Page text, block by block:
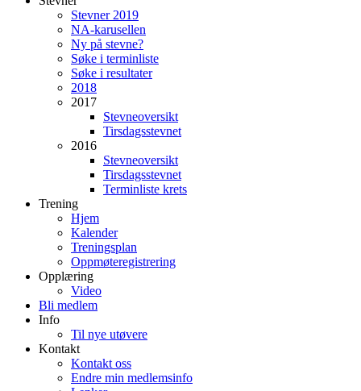
Stevner 2019
NA-karusellen
Ny på stevne?
Søke i terminliste
Søke i resultater
2018
2017
Stevneoversikt
Tirsdagsstevnet
2016
Stevneoversikt
Tirsdagsstevnet
Terminliste krets
Trening
Hjem
Kalender
Treningsplan
Oppmøteregistrering
Opplæring
Video
Bli medlem
Info
Til nye utøvere
Kontakt
Kontakt oss
Endre min medlemsinfo